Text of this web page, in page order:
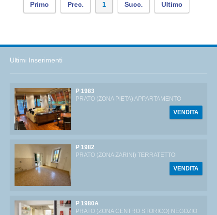
Primo Prec. 1 Succ. Ultimo
Ultimi Inserimenti
P 1983
PRATO (ZONA PIETA) APPARTAMENTO
VENDITA
P 1982
PRATO (ZONA ZARINI) TERRATETTO
VENDITA
P 1980A
PRATO (ZONA CENTRO STORICO) NEGOZIO